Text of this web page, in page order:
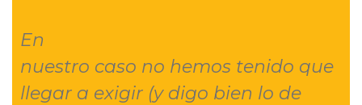
En
nuestro caso no hemos tenido que
llegar a exigir (y digo bien lo de